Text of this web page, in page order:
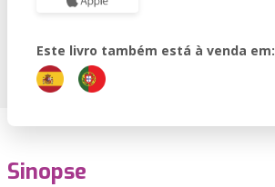
Este livro também está à venda em:
Sinopse